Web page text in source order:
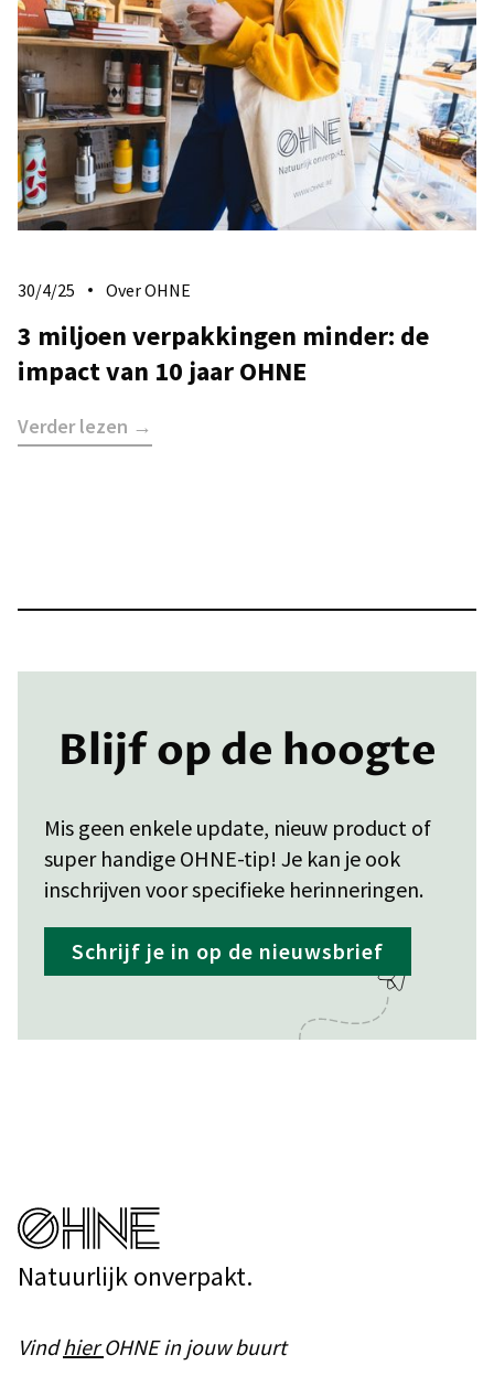
30/4/25 Over OHNE
3 miljoen verpakkingen minder: de
impact van 10 jaar OHNE
Verder lezen →
Blijf op de hoogte
Mis geen enkele update, nieuw product of
super handige OHNE-tip! Je kan je ook
inschrijven voor specifieke herinneringen.
Schrijf je in op de nieuwsbrief
Natuurlijk onverpakt.
VindhierOHNE in jouw buurt